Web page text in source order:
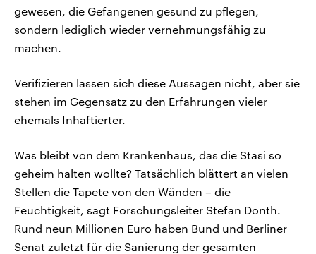
gewesen, die Gefangenen gesund zu pflegen,
sondern lediglich wieder vernehmungsfähig zu
machen.
Verifizieren lassen sich diese Aussagen nicht, aber sie
stehen im Gegensatz zu den Erfahrungen vieler
ehemals Inhaftierter.
Was bleibt von dem Krankenhaus, das die Stasi so
geheim halten wollte? Tatsächlich blättert an vielen
Stellen die Tapete von den Wänden – die
Feuchtigkeit, sagt Forschungsleiter Stefan Donth.
Rund neun Millionen Euro haben Bund und Berliner
Senat zuletzt für die Sanierung der gesamten